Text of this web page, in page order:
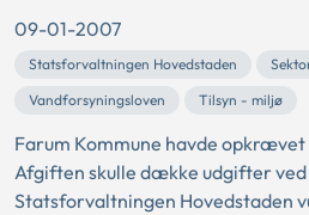
09-01-2007
Statsforvaltningen Hovedstaden
Vandforsyningsloven
Tilsyn - miljø
Farum Kommune havde
Afgiften skulle dække udgifter ved
Statsforvaltningen Hovedstaden